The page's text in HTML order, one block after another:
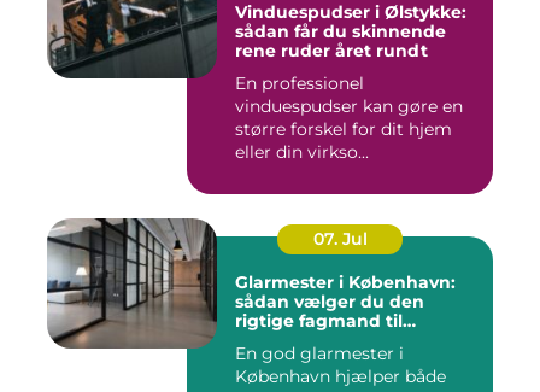
Vinduespudser i Ølstykke:
sådan får du skinnende
rene ruder året rundt
En professionel
vinduespudser kan gøre en
større forskel for dit hjem
eller din virkso...
07. Jul
Glarmester i København:
sådan vælger du den
rigtige fagmand til
En god glarmester i
København hjælper både